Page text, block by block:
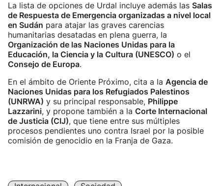
La lista de opciones de Urdal incluye además las Salas
de Respuesta de Emergencia organizadas a nivel local
en Sudán para atajar las graves carencias
humanitarias desatadas en plena guerra, la
Organización de las Naciones Unidas para la
Educación, la Ciencia y la Cultura (UNESCO) o el
Consejo de Europa.
En el ámbito de Oriente Próximo, cita a la Agencia de
Naciones Unidas para los Refugiados Palestinos
(UNRWA) y su principal responsable, Philippe
Lazzarini, y propone también a la Corte Internacional
de Justicia (CIJ), que tiene entre sus múltiples
procesos pendientes uno contra Israel por la posible
comisión de genocidio en la Franja de Gaza.